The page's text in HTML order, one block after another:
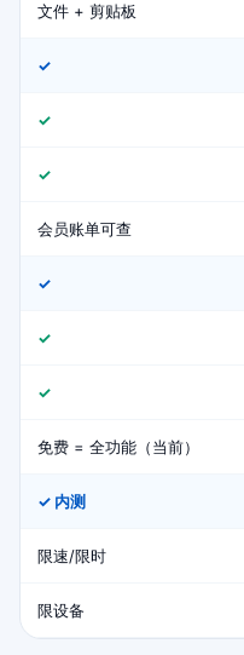
文件 + 剪贴板
✓
✓
✓
会员账单可查
✓
✓
✓
免费 = 全功能（当前）
✓ 内测
限速/限时
限设备